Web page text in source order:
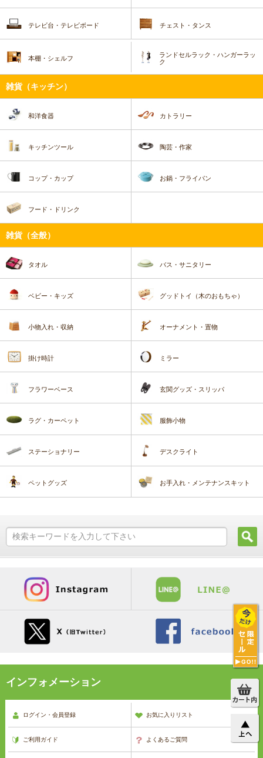
テレビ台・テレビボード チェスト・タンス
本棚・シェルフ
ランドセルラック・ハンガーラッ
ク
雑貨（キッチン）
和洋食器 カトラリー
キッチンツール 陶芸・作家
コップ・カップ お鍋・フライパン
フード・ドリンク
雑貨（全般）
タオル バス・サニタリー
ベビー・キッズ グッドトイ（木のおもちゃ）
小物入れ・収納 オーナメント・置物
掛け時計 ミラー
フラワーベース 玄関グッズ・スリッパ
ラグ・カーペット 服飾小物
ステーショナリー デスクライト
ペットグッズ お手入れ・メンテナンスキット
インフォメーション
ログイン・会員登録 お気に入りリスト
ご利用ガイド よくあるご質問